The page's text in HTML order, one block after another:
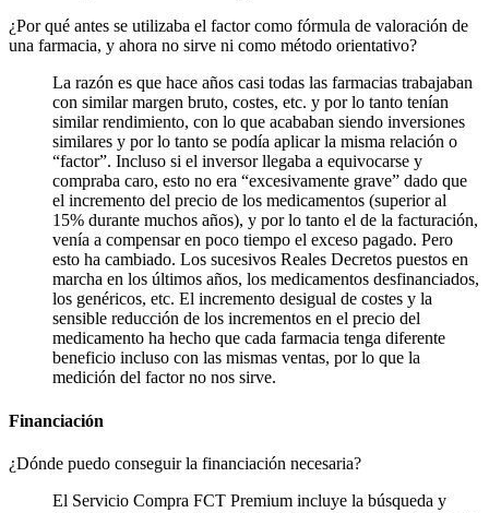
¿Por qué antes se utilizaba el factor como fórmula de valoración de
una farmacia, y ahora no sirve ni como método orientativo?
La razón es que hace años casi todas las farmacias trabajaban
con similar margen bruto, costes, etc. y por lo tanto tenían
similar rendimiento, con lo que acababan siendo inversiones
similares y por lo tanto se podía aplicar la misma relación o
“factor”. Incluso si el inversor llegaba a equivocarse y
compraba caro, esto no era “excesivamente grave” dado que
el incremento del precio de los medicamentos (superior al
15% durante muchos años), y por lo tanto el de la facturación,
venía a compensar en poco tiempo el exceso pagado. Pero
esto ha cambiado. Los sucesivos Reales Decretos puestos en
marcha en los últimos años, los medicamentos desfinanciados,
los genéricos, etc. El incremento desigual de costes y la
sensible reducción de los incrementos en el precio del
medicamento ha hecho que cada farmacia tenga diferente
beneficio incluso con las mismas ventas, por lo que la
medición del factor no nos sirve.
Financiación
¿Dónde puedo conseguir la financiación necesaria?
El Servicio Compra FCT Premium incluye la búsqueda y